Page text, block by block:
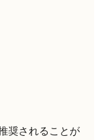
奨されることが